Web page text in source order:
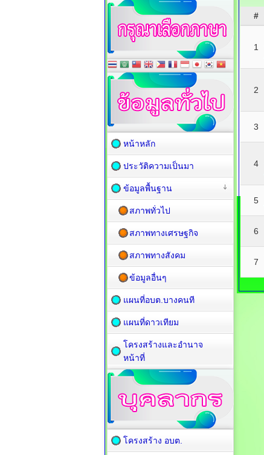
#
1
2
3
4
5
6
7
หน้าหลัก
ประวัติความเป็นมา
ข้อมูลพื้นฐาน
สภาพทั่วไป
สภาพทางเศรษฐกิจ
สภาพทางสังคม
ข้อมูลอื่นๆ
แผนที่อบต.บางคนที
แผนที่ดาวเทียม
โครงสร้างและอำนาจ
หน้าที่
โครงสร้าง อบต.